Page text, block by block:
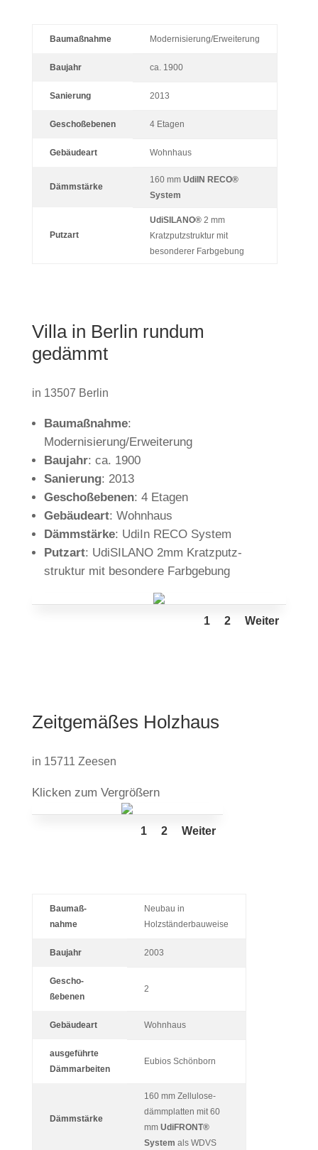
Baumaßnahme Modernisierung/Erweiterung
Baujahr ca. 1900
Sanierung 2013
Geschoßebenen 4 Etagen
Gebäudeart Wohnhaus
Dämmstärke
160 mm UdiIN RECO®
System
Putzart
UdiSILANO®2 mm
Kratzputzstruktur mit
besonderer Farbgebung
Villa in Berlin rundum
gedämmt
in 13507 Berlin
Bau­maß­nahme:
Modernisierung/Erweiterung
Bau­jahr: ca. 1900
Sanie­rung: 2013
Gescho­ßebenen: 4 Etagen
Gebäu­deart: Wohn­haus
Dämm­stärke: UdiIn RECO System
Putzart: Udi­SILANO 2mm Kratz­putz­
struktur mit beson­dere Farbgebung
1 2 Weiter
Zeit­ge­mäßes Holzhaus
in 15711 Zeesen
Kli­cken zum Vergrößern
1 2 Weiter
Bau­maß­
nahme
Neubau in
Holzständerbauweise
Bau­jahr 2003
Gescho­
ßebenen
2
Gebäu­deart Wohn­haus
aus­ge­führte
Dämmarbeiten
Eubios Schön­born
Dämm­stärke
160 mm Zel­lu­lo­se­
dämm­platten mit 60
mm UdiFRONT®
System als WDVS